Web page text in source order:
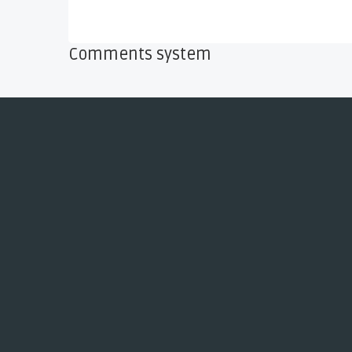
Comments system